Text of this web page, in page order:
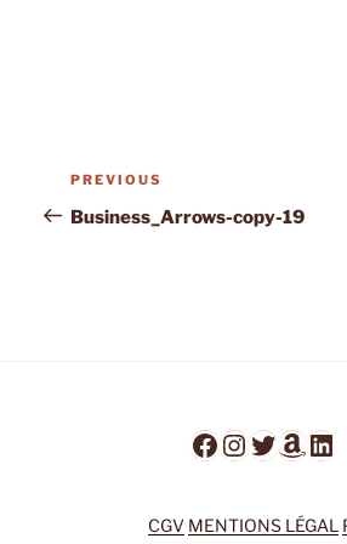
Post
navigation
Previous
Post
PREVIOUS
Business_Arrows-copy-19
Facebook
Instagram
Twitter
CGV MENTIONS LÉGAL